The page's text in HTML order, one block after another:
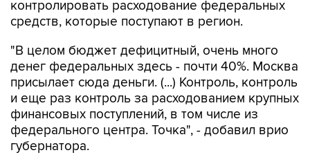
контролировать расходование федеральных
средств, которые поступают в регион.
"В целом бюджет дефицитный, очень много
денег федеральных здесь - почти 40%. Москва
присылает сюда деньги. (...) Контроль, контроль
и еще раз контроль за расходованием крупных
финансовых поступлений, в том числе из
федерального центра. Точка", - добавил врио
губернатора.